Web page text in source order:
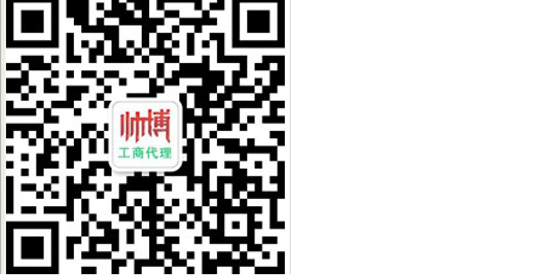
两路办执照
【南餐饮业办理营业执照的详细流程】价格,厂家,公司注册服务-
广州一般纳税人申请：办执照一起有牌经营办许可证更正规-广州爱
因为期房屋未被征收的证明迟迟开不了营业执照办不下来房东直上火_
承诺办执照快3天·南方日报数字报·南方报网
济南：想开鲜奶吧却办不出营业执照没上级文件-济南-全景山东-鲁网
龙溪办执照
汶川县龙溪乡龙溪村村民活动中心建设项目比选公告_中国招标网_四川
重庆茶楼装饰设计找哪家公司好？_酒店宾馆/客房装修|一起网装修
西南合成制股有限公司股票发行公告
【58同城】重庆渝北龙溪内资公司注册服务_龙溪内资公司注册_龙溪内